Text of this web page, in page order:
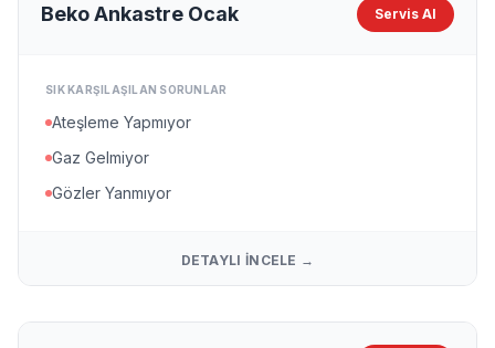
Beko Ankastre Ocak Servis Al
SIK KARŞILAŞILAN SORUNLAR
Ateşleme Yapmıyor
Gaz Gelmiyor
Gözler Yanmıyor
DETAYLI İNCELE →